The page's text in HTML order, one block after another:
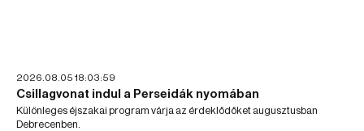
2026.08.05 18:03:59
Csillagvonat indul a Perseidák nyomában
Különleges éjszakai program várja az érdeklődőket augusztusban
Debrecenben.